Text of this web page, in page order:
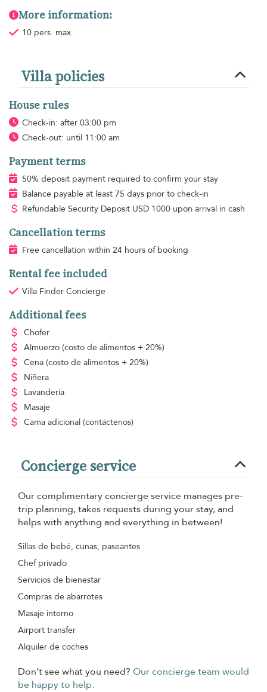
More information:
10 pers. max.
Villa policies
House rules
Check-in: after 03:00 pm
Check-out: until 11:00 am
Payment terms
50% deposit payment required to confirm your stay
Balance payable at least 75 days prior to check-in
Refundable Security Deposit USD1000 upon arrival in cash
Cancellation terms
Free cancellation within 24 hours of booking
Rental fee included
Villa Finder Concierge
Additional fees
Chofer
Almuerzo (costo de alimentos + 20%)
Cena (costo de alimentos + 20%)
Niñera
Lavandería
Masaje
Cama adicional (contáctenos)
Concierge service
Our complimentary concierge service manages pre-
trip planning, takes requests during your stay, and
helps with anything and everything in between!
Sillas de bebé, cunas, paseantes
Chef privado
Servicios de bienestar
Compras de abarrotes
Masaje interno
Airport transfer
Alquiler de coches
Don’t see what you need? Our concierge team would
be happy to help.